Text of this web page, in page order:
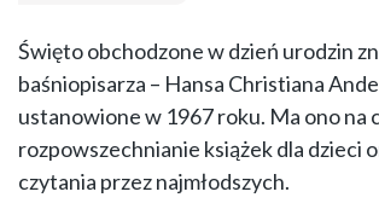
Święto obchodzone w dzień urodzin
baśniopisarza – Hansa Christiana
ustanowione w 1967 roku. Ma ono na
rozpowszechnianie książek dla dzieci
czytania przez najmłodszych.